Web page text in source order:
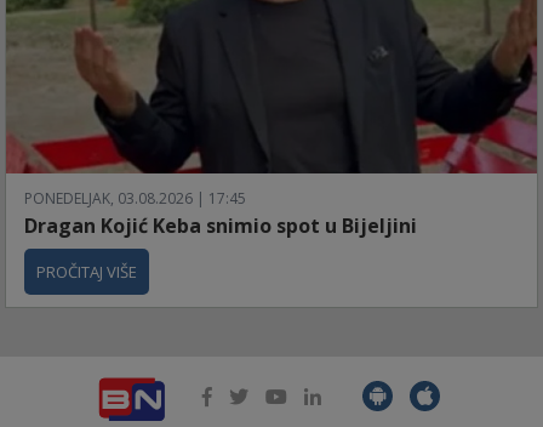
PONEDELJAK, 03.08.2026 | 17:45
Dragan Kojić Keba snimio spot u Bijeljini
PROČITAJ VIŠE